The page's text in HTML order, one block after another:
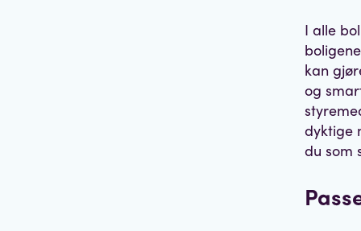
I alle
kan
og
dyktige
du som